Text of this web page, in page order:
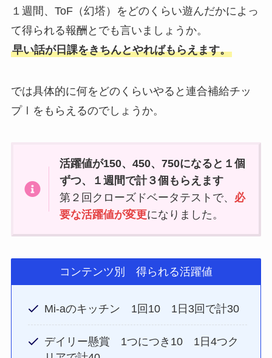
１週間、ToF（幻塔）をどのくらい遊んだかによっ
て得られる報酬とでも言いましょうか。
早い話が日課をきちんとやればもらえます。
では具体的に何をどのくらいやると連合補給チッ
プⅠをもらえるのでしょうか。
活躍値が150、450、750になると１個
ずつ、１週間で計３個もらえます
第２回クローズドベータテストで、 必
要な活躍値が変更になりました。
コンテンツ別 得られる活躍値
Mi-aのキッチン 1回10 1日3回で計30
デイリー懸賞 1つにつき10 1日4つク